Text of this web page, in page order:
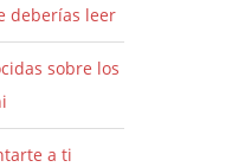
deberías leer
sobre los
a ti